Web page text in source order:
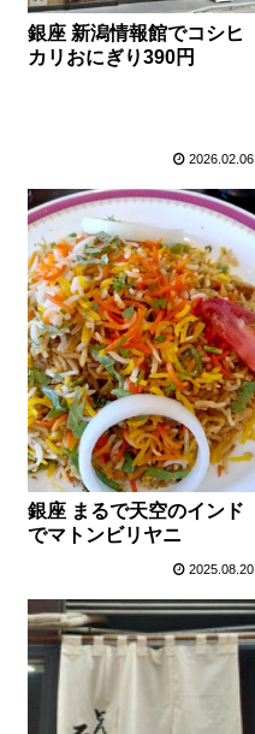
銀座 新潟情報館でコシヒ
カリおにぎり390円
2026.02.06
銀座 まるで天空のインド
でマトンビリヤニ
2025.08.20